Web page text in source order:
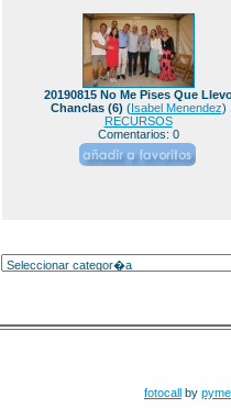
20190815 No Me Pises Que
Chanclas (6) (Isabel Menendez)
RECURSOS
Comentarios: 0
fotocall by